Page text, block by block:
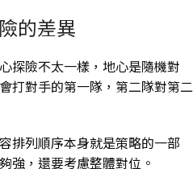
的差異
探險不太一樣，地心是隨機對
打對手的第一隊，第二隊對第二
排列順序本身就是策略的一部
強，還要考慮整體對位。